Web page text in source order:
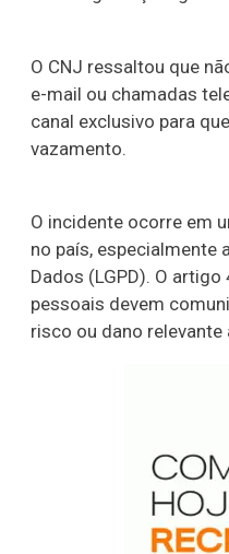
O CNJ ressaltou que
e-mail ou chamadas
canal exclusivo para
vazamento.
O incidente ocorre em
no país, especialmente
Dados (LGPD). O
pessoais devem
risco ou dano